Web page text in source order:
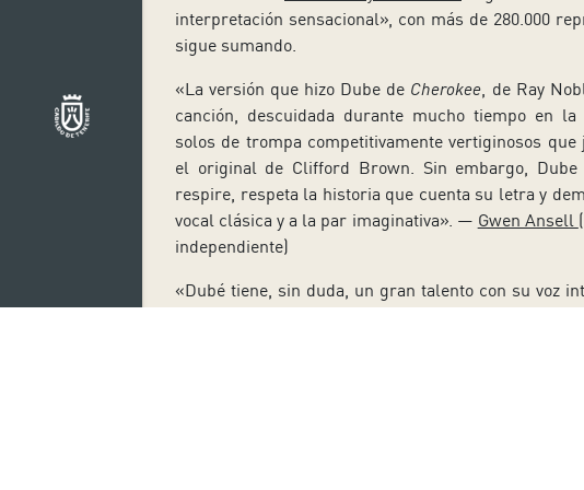
interpretación sensacional», con más de 280.000
sigue sumando.
«La versión que hizo Dube de Cherokee, de Ray
canción, descuidada durante mucho tiempo en
solos de trompa competitivamente vertiginosos
el original de Clifford Brown. Sin embargo,
respire, respeta la historia que cuenta su letra y
vocal clásica y a la par imaginativa». — Gwen Ansell
independiente)
«Dubé tiene, sin duda, un gran talento con su voz